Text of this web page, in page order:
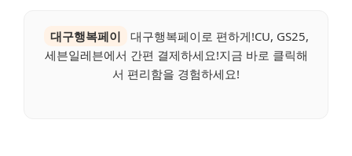
대구행복페이
대구행복페이로 편하게!CU, GS25,
세븐일레븐에서 간편 결제하세요!지금 바로 클릭해
서 편리함을 경험하세요!